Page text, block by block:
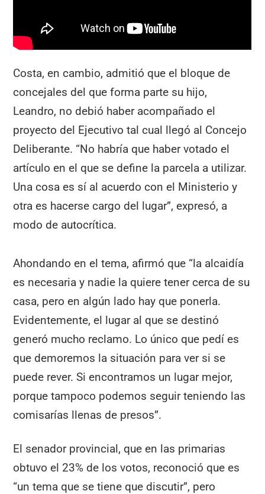
Costa, en cambio, admitió que el bloque de
concejales del que forma parte su hijo,
Leandro, no debió haber acompañado el
proyecto del Ejecutivo tal cual llegó al Concejo
Deliberante. “No habría que haber votado el
artículo en el que se define la parcela a utilizar.
Una cosa es sí al acuerdo con el Ministerio y
otra es hacerse cargo del lugar”, expresó, a
modo de autocrítica.
Ahondando en el tema, afirmó que “la alcaidía
es necesaria y nadie la quiere tener cerca de su
casa, pero en algún lado hay que ponerla.
Evidentemente, el lugar al que se destinó
generó mucho reclamo. Lo único que pedí es
que demoremos la situación para ver si se
puede rever. Si encontramos un lugar mejor,
porque tampoco podemos seguir teniendo las
comisarías llenas de presos”.
El senador provincial, que en las primarias
obtuvo el 23% de los votos, reconoció que es
“un tema que se tiene que discutir”, pero